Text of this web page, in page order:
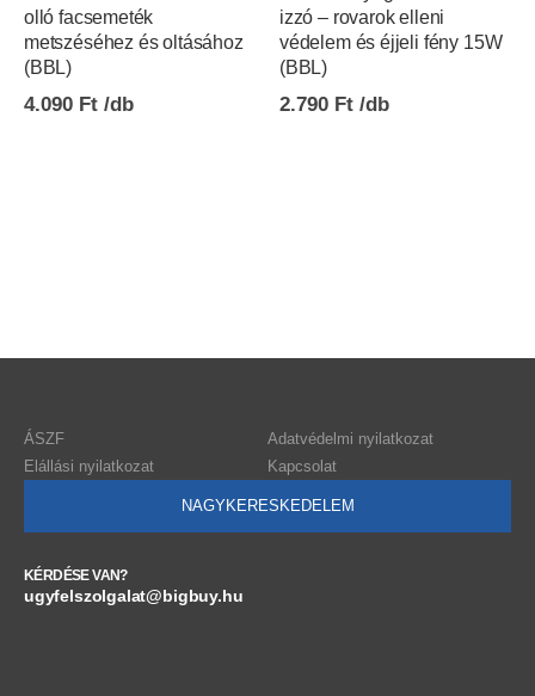
olló facsemeték
metszéséhez és oltásához
(BBL)
4.090 Ft
izzó – rovarok elleni
védelem és éjjeli fény 15W
(BBL)
2.790 Ft
ÁSZF
Adatvédelmi nyilatkozat
Elállási nyilatkozat
Kapcsolat
NAGYKERESKEDELEM
KÉRDÉSE VAN?
ugyfelszolgalat@bigbuy.hu